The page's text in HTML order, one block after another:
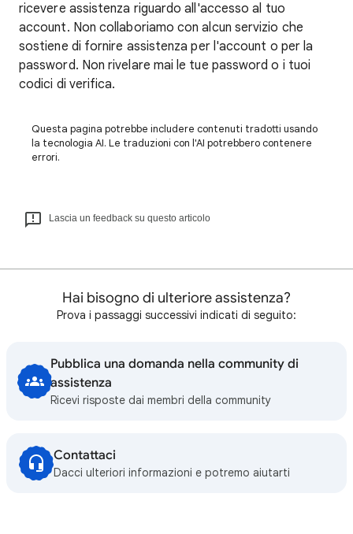
ricevere assistenza riguardo all'accesso al tuo
account. Non collaboriamo con alcun servizio che
sostiene di fornire assistenza per l'account o per la
password. Non rivelare mai le tue password o i tuoi
codici di verifica.
Questa pagina potrebbe includere contenuti tradotti usando
la tecnologia AI. Le traduzioni con l'AI potrebbero contenere
errori.
Lascia un feedback su questo articolo
Hai bisogno di ulteriore assistenza?
Prova i passaggi successivi indicati di seguito:
Pubblica una domanda nella community di
assistenza
Ricevi risposte dai membri della community
Contattaci
Dacci ulteriori informazioni e potremo aiutarti